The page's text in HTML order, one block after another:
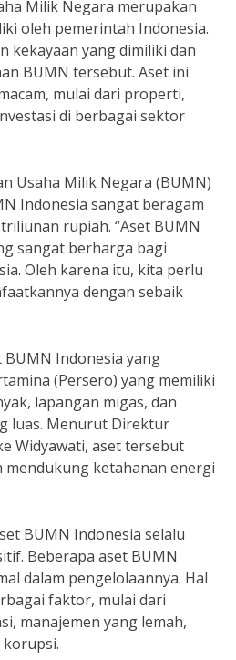
Milik Negara merupakan
oleh pemerintah Indonesia.
kekayaan yang dimiliki dan
BUMN tersebut. Aset ini
mulai dari properti,
di berbagai sektor
Usaha Milik Negara (BUMN)
Indonesia sangat beragam
rupiah. “Aset BUMN
sangat berharga bagi
Oleh karena itu, kita perlu
dengan sebaik
Indonesia yang
(Persero) yang memiliki
lapangan migas, dan
luas. Menurut Direktur
Widyawati, aset tersebut
mendukung ketahanan energi
BUMN Indonesia selalu
Beberapa aset BUMN
dalam pengelolaannya. Hal
faktor, mulai dari
manajemen yang lemah,